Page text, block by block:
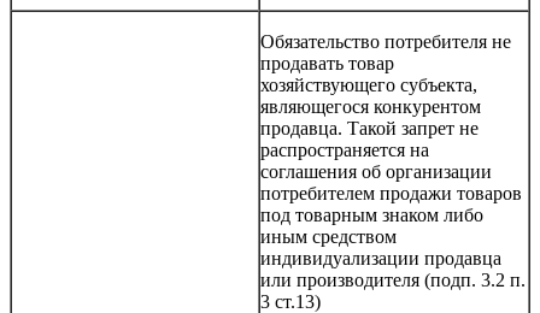
Обязательство потребителя не
продавать товар
хозяйствующего субъекта,
являющегося конкурентом
продавца. Такой запрет не
распространяется на
соглашения об организации
потребителем продажи товаров
под товарным знаком либо
иным средством
индивидуализации продавца
или производителя (подп. 3.2 п.
3 ст.13)